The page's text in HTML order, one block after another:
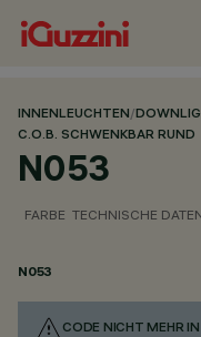
INNENLEUCHTEN/
C.O.B. SCHWENKBAR RUND
N053
FARBE TECHNISCHE
N053
CODE NICHT MEHR